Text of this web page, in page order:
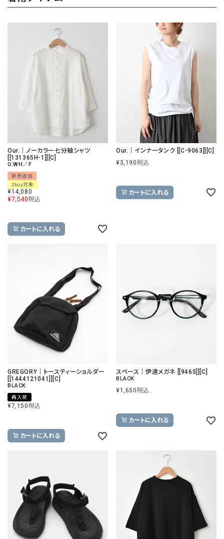
Our.｜ノーカラー七分袖シャツ
[[131365H-1]][C]
O.WH／F
新色追加
2buy対象
¥14,080
¥7,040税込
カートに入れる
Our.｜インナータンク [[C-9063]][C]
¥3,190税込
カートに入れる
GREGORY｜トースティーショルダー
[[1444121041]][C]
BLACK
再入荷
¥7,150税込
カートに入れる
スペース｜伊達メガネ [[9465]][C]
BLACK
¥1,650税込
カートに入れる